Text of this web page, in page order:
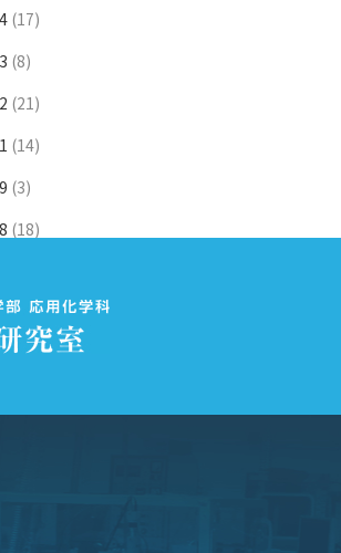
(17)
(8)
(21)
(14)
(3)
(18)